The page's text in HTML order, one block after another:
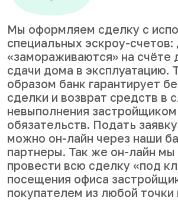
Мы оформляем сделку с
специальных эскроу-счетов:
«замораживаются» на счёте
сдачи дома в эксплуатацию.
образом банк гарантирует
сделки и возврат средств в
невыполнения застройщиком
обязательств. Подать
можно он-лайн через наши
партнеры. Так же он-лайн
провести всю сделку «под
посещения офиса
покупателем из любой точки